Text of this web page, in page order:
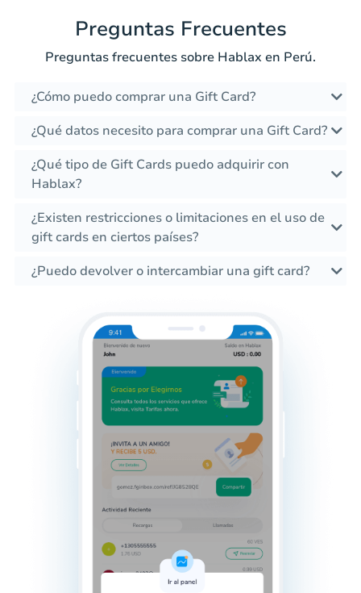
Preguntas Frecuentes
Preguntas frecuentes sobre Hablax en Perú.
¿Cómo puedo comprar una Gift Card?
¿Qué datos necesito para comprar una Gift Card?
¿Qué tipo de Gift Cards puedo adquirir con
Hablax?
¿Existen restricciones o limitaciones en el uso de
gift cards en ciertos países?
¿Puedo devolver o intercambiar una gift card?